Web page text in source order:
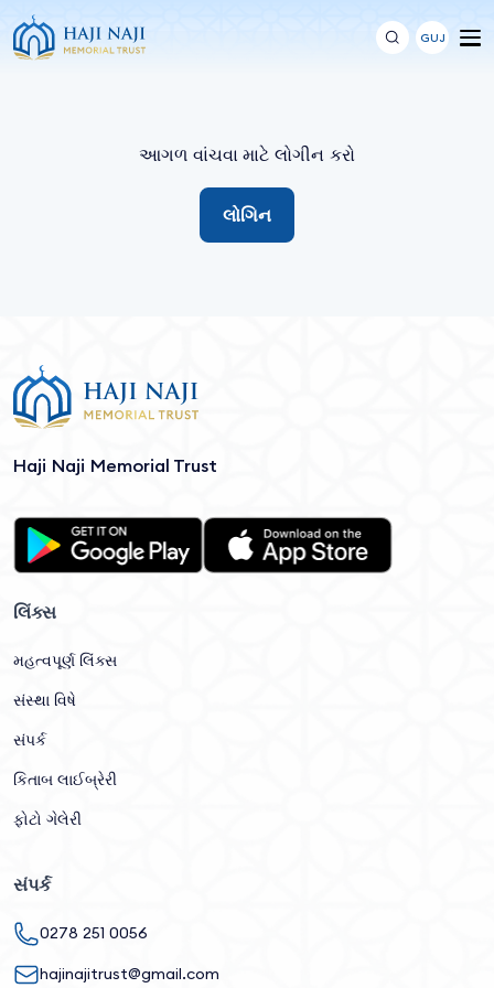
GUJ
આગળ વાંચવા માટે લોગીન કરો
લોગિન
Haji Naji Memorial Trust
લિંક્સ
મહત્વપૂર્ણ લિંક્સ
સંસ્થા વિષે
સંપર્ક
કિતાબ લાઈબ્રેરી
ફોટો ગેલેરી
સંપર્ક
0278 251 0056
hajinajitrust@gmail.com